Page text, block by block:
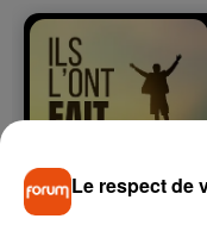
Le respect de